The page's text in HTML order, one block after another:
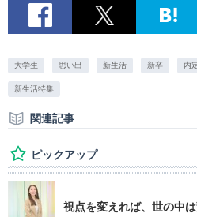
大学生 思い出 新生活 新卒 内
新生活特集
関連記事
ピックアップ
視点を変えれば、世の